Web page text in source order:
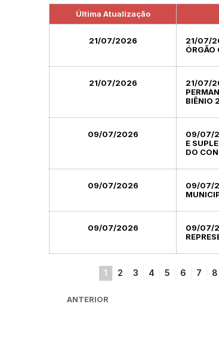
Última Atualização
21/07/2026
21/07/
ÓRGÃO
21/07/2026
21/07/
BIÊNIO
09/07/2026
09/07/
E
DO
09/07/2026
09/07/
09/07/2026
09/07/
1 2 3 4 5 6 7 8
ANTERIOR